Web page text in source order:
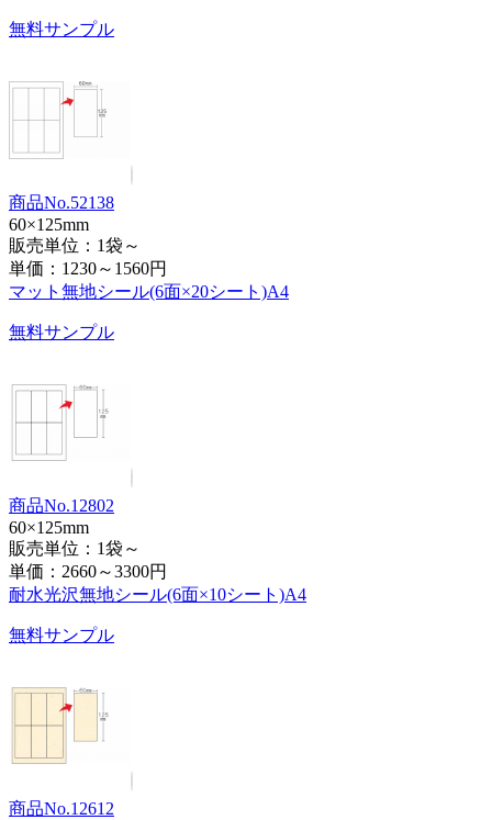
無料サンプル
商品No.52138
60×125mm
販売単位：1袋～
単価： 1230～1560円
マット無地シール(6面×20シート)A4
無料サンプル
商品No.12802
60×125mm
販売単位：1袋～
単価： 2660～3300円
耐水光沢無地シール(6面×10シート)A4
無料サンプル
商品No.12612